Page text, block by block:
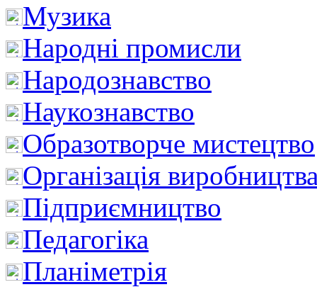
Музика
Народні промисли
Народознавство
Наукознавство
Образотворче мистецтво
Організація
Підприємництво
Педагогіка
Планіметрія